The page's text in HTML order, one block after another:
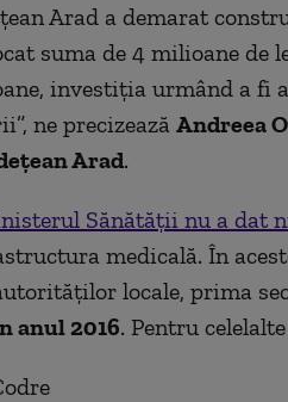
Arad a demarat
suma de 4 milioane de
investiţia urmând a
ne precizează Andreea
Arad.
Sănătăţii nu a dat
medicală. În
locale, prima
anul 2016. Pentru